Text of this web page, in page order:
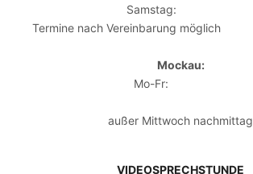
Samstag:
Termine nach Vereinbarung möglich
Mockau:
Mo-Fr:
außer Mittwoch nachmittag
VIDEOSPRECHSTUNDE